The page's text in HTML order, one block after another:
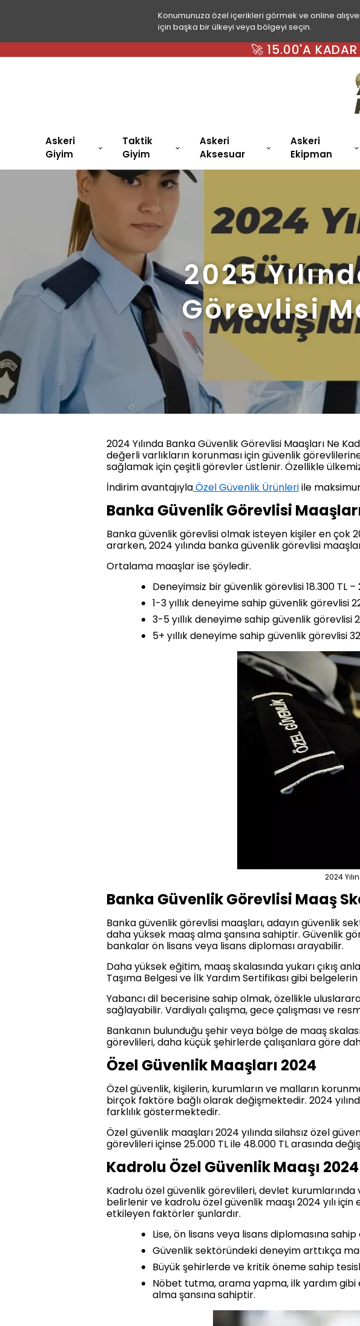
Konumunuza özel içerikleri görmek ve online
için başka bir ülkeyi veya bölgeyi seçin.
🚀 15.00'A KADAR
Askeri
Giyim
Taktik
Giyim
Askeri
Aksesuar
Askeri
Ekipman
2025
Görevlisi
2024 Yılında Banka Güvenlik Görevlisi Maaşları Ne
değerli varlıkların korunması için güvenlik
sağlamak için çeşitli görevler üstlenir. Özellikle
İndirim avantajıylaÖzel Güvenlik Ürünleriile
Banka Güvenlik Görevlisi
Banka güvenlik görevlisi olmak isteyen kişiler en çok
ararken, 2024 yılında banka güvenlik görevlisi
Ortalama maaşlar ise şöyledir.
Deneyimsiz bir güvenlik görevlisi 18.300 TL –
1-3 yıllık deneyime sahip güvenlik görevlisi
3-5 yıllık deneyime sahip güvenlik görevlisi
5+ yıllık deneyime sahip güvenlik görevlisi
2024
Banka Güvenlik Görevlisi Maaş
Banka güvenlik görevlisi maaşları, adayın güvenlik
daha yüksek maaş alma şansına sahiptir. Güvenlik
bankalar ön lisans veya lisans diploması arayabilir.
Daha yüksek eğitim, maaş skalasında yukarı çıkış
Taşıma Belgesi ve İlk Yardım Sertifikası gibi
Yabancı dil becerisine sahip olmak, özellikle
sağlayabilir. Vardiyalı çalışma, gece çalışması ve
Bankanın bulunduğu şehir veya bölge de maaş
görevlileri, daha küçük şehirlerde çalışanlara göre
Özel Güvenlik Maaşları 2024
Özel güvenlik, kişilerin, kurumların ve malların
birçok faktöre bağlı olarak değişmektedir. 2024
farklılık göstermektedir.
Özel güvenlik maaşları 2024 yılında silahsız özel
görevlileri içinse 25.000 TL ile 48.000 TL arasında
Kadrolu Özel Güvenlik Maaşı 2024
Kadrolu özel güvenlik görevlileri, devlet
belirlenir ve kadrolu özel güvenlik maaşı 2024 yılı için
etkileyen faktörler şunlardır.
Lise, ön lisans veya lisans diplomasına
Güvenlik sektöründeki deneyim arttıkça
Büyük şehirlerde ve kritik öneme sahip
Nöbet tutma, arama yapma, ilk yardım
alma şansına sahiptir.